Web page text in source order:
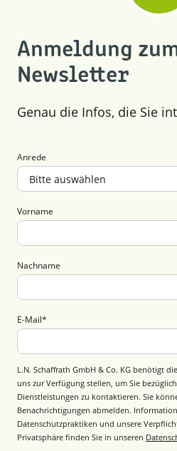
Anmeldung
Newsletter
Genau die Infos, die Sie
Anrede
Vorname
Nachname
E-Mail*
L.N. Schaffrath GmbH & Co. KG benötigt
uns zur Verfügung stellen, um Sie
Dienstleistungen zu kontaktieren. Sie
Benachrichtigungen abmelden.
Datenschutzpraktiken und unsere
Privatsphäre finden Sie in unseren